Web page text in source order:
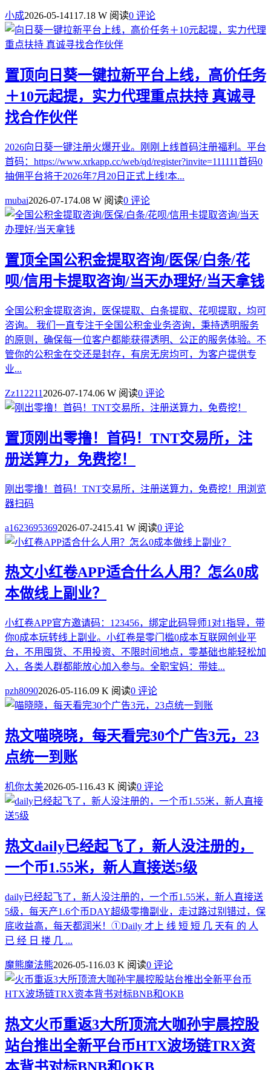
小成2026-05-14117.18 W 阅读0 评论
置顶向日葵一键拉新平台上线，高价任务
＋10元起提，实力代理重点扶持 真诚寻
找合作伙伴
2026向日葵一键注册火爆开业。刚刚上线首码注册福利。平台
首码：https://www.xrkapp.cc/web/qd/register?invite=111111首码0
抽佣平台将于2026年7月20日正式上线!本...
mubai2026-07-174.08 W 阅读0 评论
置顶全国公积金提取咨询/医保/白条/花
呗/信用卡提取咨询/当天办理好/当天拿钱
全国公积金提取咨询，医保提取、白条提取、花呗提取，均可
咨询。 我们一直专注于全国公积金业务咨询，秉持透明服务
的原则，确保每一位客户都能获得透明、公正的服务体验。不
管你的公积金在交还是封存，有房无房均可，为客户提供专
业...
Zz112211 2026-07-174.06 W 阅读0 评论
置顶刚出零撸！首码！TNT交易所，注
册送算力，免费挖！
刚出零撸！首码！TNT交易所，注册送算力，免费挖！用浏览
器扫码
a16236953692026-07-2415.41 W 阅读0 评论
热文小红卷APP适合什么人用？怎么0成
本做线上副业？
小红卷APP官方邀请码：123456，绑定此码导师1对1指导，带
你0成本玩转线上副业。小红卷是零门槛0成本互联网创业平
台，不用囤货、不用投资、不限时间地点，零基础也能轻松加
入，各类人群都能放心加入参与。全职宝妈：带娃...
pzh80902026-05-116.09 K 阅读0 评论
热文喵晓晓，每天看完30个广告3元，23
点统一到账
机你太美2026-05-116.43 K 阅读0 评论
热文daily已经起飞了，新人没注册的，
一个币1.55米，新人直接送5级
daily已经起飞了，新人没注册的，一个币1.55米，新人直接送
5级，每天产1.6个币DAY超级零撸副业，走过路过别错过，保
底收益高，每天都润米！①Daily 才上 线 短 短 几 天有 的 人
已 经 日 搂 几 ...
魔熊魔法熊2026-05-116.03 K 阅读0 评论
热文火币重返3大所顶流大咖孙宇晨控股
站台推出全新平台币HTX波场链TRX资